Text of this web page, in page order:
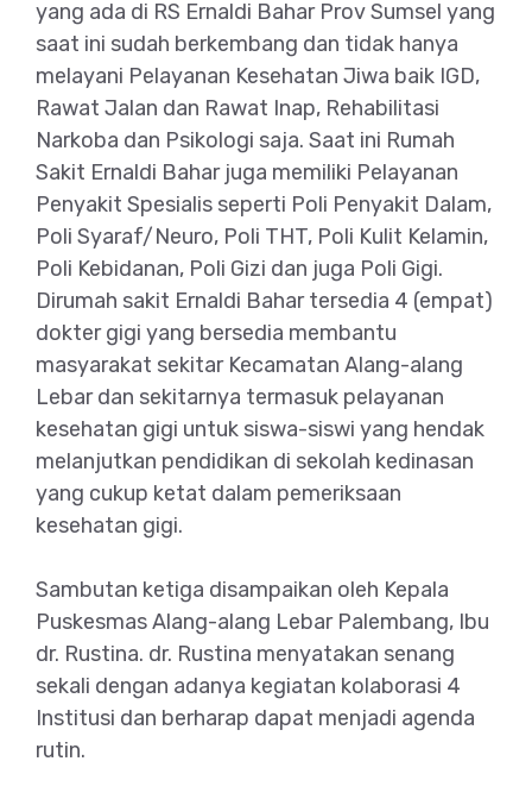
yang ada di RS Ernaldi Bahar Prov Sumsel yang
saat ini sudah berkembang dan tidak hanya
melayani Pelayanan Kesehatan Jiwa baik IGD,
Rawat Jalan dan Rawat Inap, Rehabilitasi
Narkoba dan Psikologi saja. Saat ini Rumah
Sakit Ernaldi Bahar juga memiliki Pelayanan
Penyakit Spesialis seperti Poli Penyakit Dalam,
Poli Syaraf/Neuro, Poli THT, Poli Kulit Kelamin,
Poli Kebidanan, Poli Gizi dan juga Poli Gigi.
Dirumah sakit Ernaldi Bahar tersedia 4 (empat)
dokter gigi yang bersedia membantu
masyarakat sekitar Kecamatan Alang-alang
Lebar dan sekitarnya termasuk pelayanan
kesehatan gigi untuk siswa-siswi yang hendak
melanjutkan pendidikan di sekolah kedinasan
yang cukup ketat dalam pemeriksaan
kesehatan gigi.
Sambutan ketiga disampaikan oleh Kepala
Puskesmas Alang-alang Lebar Palembang, Ibu
dr. Rustina. dr. Rustina menyatakan senang
sekali dengan adanya kegiatan kolaborasi 4
Institusi dan berharap dapat menjadi agenda
rutin.